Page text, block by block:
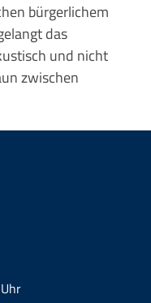
bürgerlichem
das
und nicht
zwischen